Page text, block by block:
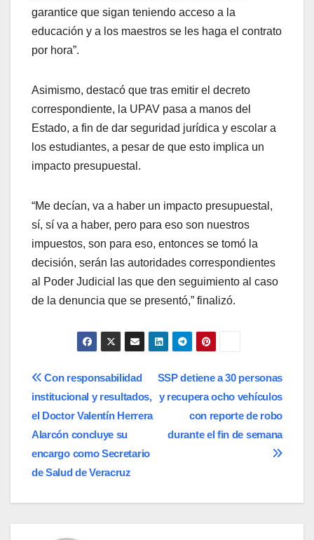
garantice que sigan teniendo acceso a la
educación y a los maestros se les haga el contrato
por hora”.
Asimismo, destacó que tras emitir el decreto
correspondiente, la UPAV pasa a manos del
Estado, a fin de dar seguridad jurídica y escolar a
los estudiantes, a pesar de que esto implica un
impacto presupuestal.
“Me decían, va a haber un impacto presupuestal,
sí, sí va a haber, pero para eso son nuestros
impuestos, son para eso, entonces se tomó la
decisión, serán las autoridades correspondientes
al Poder Judicial las que den seguimiento al caso
de la denuncia que se presentó,” finalizó.
Navegación
de
entradas
SSP detiene a 30 personas
y recupera ocho vehículos
con reporte de robo
durante el fin de semana
Con responsabilidad
institucional y resultados,
el Doctor Valentín Herrera
Alarcón concluye su
encargo como Secretario
de Salud de Veracruz